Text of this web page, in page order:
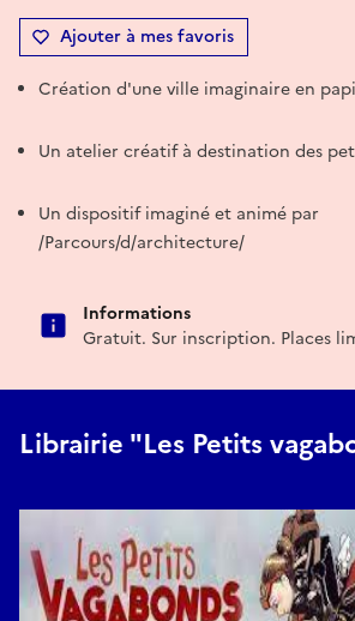
Ajouter à mes favoris
Création d'une ville imaginaire en
Un atelier créatif à destination des
Un dispositif imaginé et animé par
/Parcours/d/architecture/
Informations
Gratuit. Sur inscription. Places
Librairie "Les Petits